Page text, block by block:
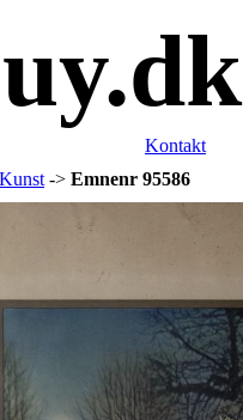
Kontakt
Kunst -> Emnenr 95586